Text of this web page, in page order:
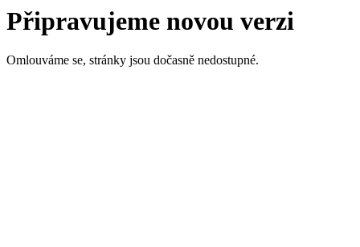
Připravujeme novou verzi
Omlouváme se, stránky jsou dočasně nedostupné.